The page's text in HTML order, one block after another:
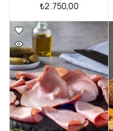
₺2.750,00